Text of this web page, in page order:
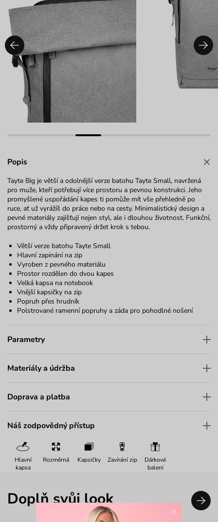
Popis
Tayte Big je větší a odolnější verze batohu Tayte Small, navržená
pro muže, kteří potřebují více prostoru a pevnou konstrukci. Jeho
promyšlené uspořádání kapes ti pomůže mít vše přehledně po
ruce, ať už vyrážíš do práce nebo na cesty. Minimalistický design a
pevné materiály zajišťují nejen styl, ale i dlouhou životnost. Funkční,
prostorný a vždy připravený držet krok s tebou.
Větší verze batohu Tayte Small
Hlavní zapínání na zip
Vyroben z pevného materiálu
Prostor rozdělen do dvou kapes
Velká kapsa na notebook
Vnější kapsičky na zip
Popruh přes hrudník
Polstrované ramenní popruhy a záda pro pohodlné nošení
Parametry
Materiály a údržba
Doprava a platba
Náš zodpovědný přístup
Hlavní
kapsa
Rozměrná Kapsičky Zavírání zip
Dárkové
balení
Doplň svůj look
×